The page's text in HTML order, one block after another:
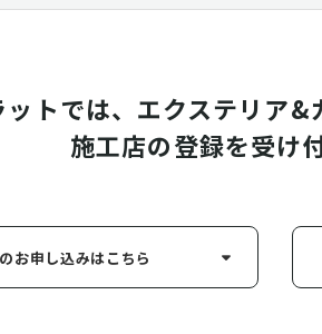
トでは、エクステリア
施工店の登録を受け
お申し込みはこちら